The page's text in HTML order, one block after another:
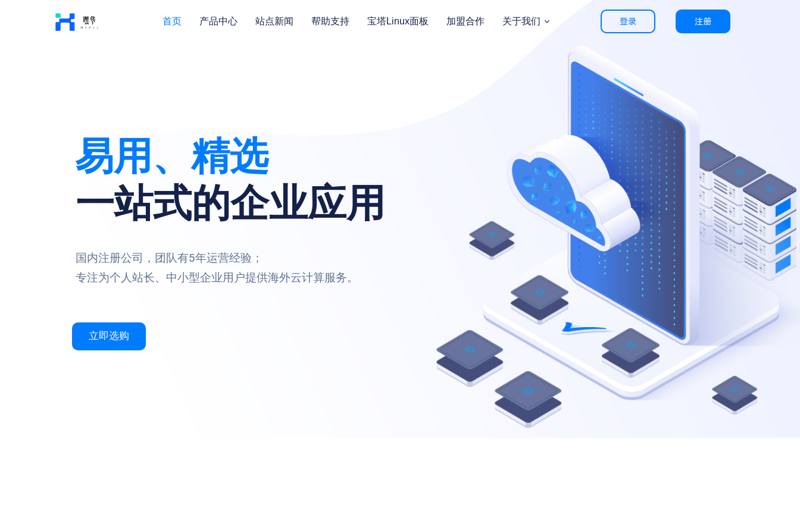
首页 产品中心 站点新闻 帮助支持 宝塔Linux面板 加盟合作 关于我们 登录 注册